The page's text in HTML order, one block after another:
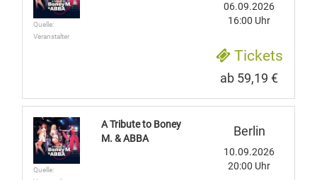
Quelle:
Veranstalter
06.09.2026
16:00 Uhr
Tickets
ab 59,19 €
Quelle:
A Tribute to Boney
M. & ABBA
Berlin
10.09.2026
20:00 Uhr